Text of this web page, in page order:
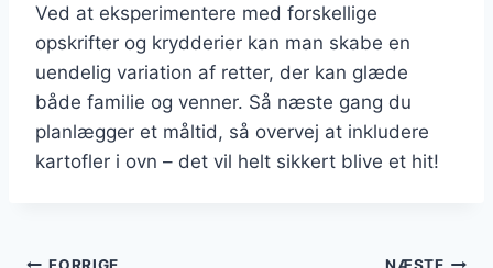
Ved at eksperimentere med forskellige
opskrifter og krydderier kan man skabe en
uendelig variation af retter, der kan glæde
både familie og venner. Så næste gang du
planlægger et måltid, så overvej at inkludere
kartofler i ovn – det vil helt sikkert blive et hit!